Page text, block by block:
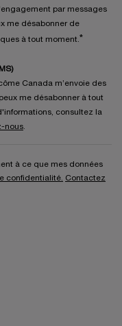
par messages
me désabonner de
à tout moment.*
Canada m’envoie des
me désabonner à tout
consultez la
nous.
à ce que mes données
confidentialité. Contactez